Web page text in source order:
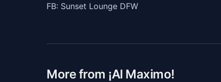
FB: Sunset Lounge DFW
More from ¡Al Maximo!